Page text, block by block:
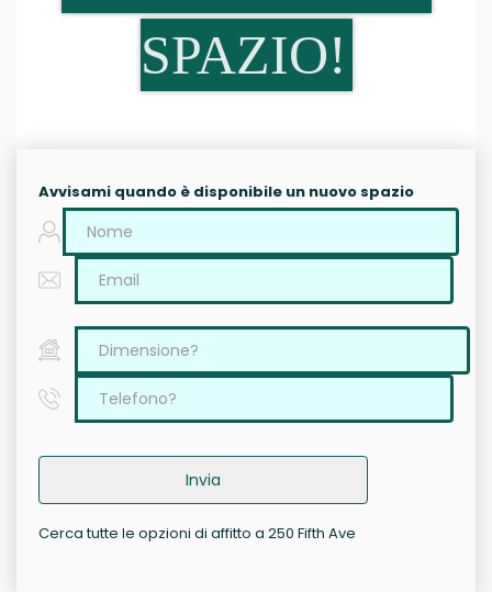
SPAZIO!
Avvisami quando è disponibile un nuovo spazio
Invia
Cerca tutte le opzioni di affitto a 250 Fifth Ave